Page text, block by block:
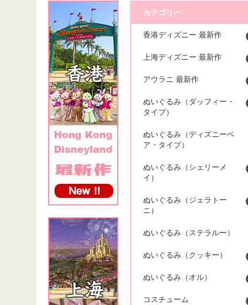
カテゴリー
香港ディズニー 最新作
上海ディズニー 最新作
アウラニ 最新作
ぬいぐるみ（ダッフィー・
タイプ）
ぬいぐるみ（ディズニーベ
ア・タイプ）
ぬいぐるみ（シェリーメ
イ）
ぬいぐるみ（ジェラトー
ニ）
ぬいぐるみ（ステラルー）
ぬいぐるみ（クッキー）
ぬいぐるみ（オル）
コスチューム